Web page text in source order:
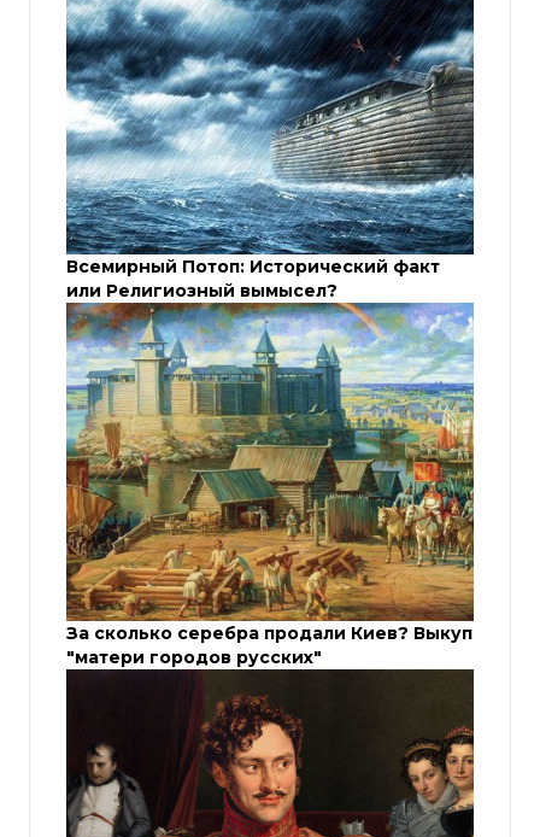
Всемирный Потоп: Исторический факт
или Религиозный вымысел?
За сколько серебра продали Киев? Выкуп
"матери городов русских"